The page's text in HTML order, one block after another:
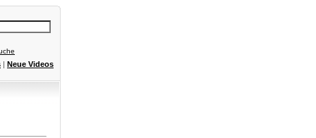
| Neue Videos